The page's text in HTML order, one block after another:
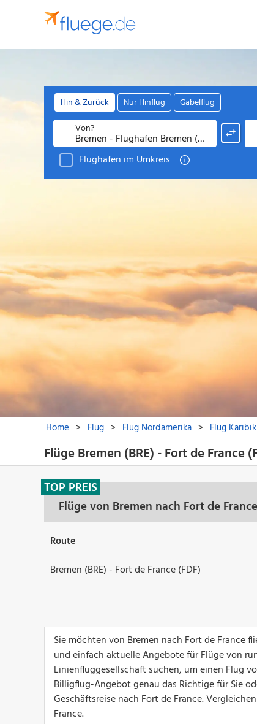
Flüge Bremen (BRE) - Fort de France
Flüge von Bremen nach Fort de
TOP PREIS
Route
Bremen (BRE) - Fort de France (FDF)
Sie möchten von Bremen nach Fort de France
und einfach aktuelle Angebote für Flüge von
Linienfluggesellschaft suchen, um einen Flug
Billigflug-Angebot genau das Richtige für Sie
Geschäftsreise nach Fort de France.
France.